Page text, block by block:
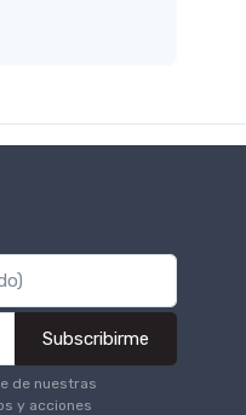
Subscribirme
de nuestras
y acciones